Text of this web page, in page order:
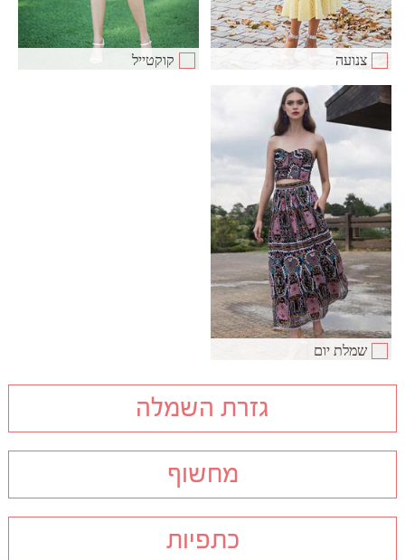
צנועה קוקטייל
שמלת יום
גזרת השמלה
מחשוף
כתפיות